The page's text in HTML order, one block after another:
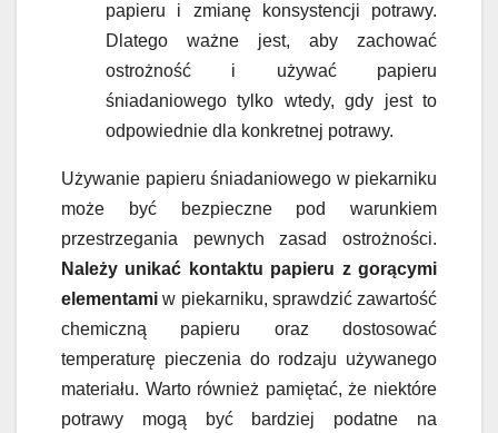
papieru i zmianę konsystencji potrawy.
Dlatego ważne jest, aby zachować
ostrożność i używać papieru
śniadaniowego tylko wtedy, gdy jest to
odpowiednie dla konkretnej potrawy.
Używanie papieru śniadaniowego w piekarniku
może być bezpieczne pod warunkiem
przestrzegania pewnych zasad ostrożności.
Należy unikać kontaktu papieru z gorącymi
elementami w piekarniku, sprawdzić zawartość
chemiczną papieru oraz dostosować
temperaturę pieczenia do rodzaju używanego
materiału. Warto również pamiętać, że niektóre
potrawy mogą być bardziej podatne na